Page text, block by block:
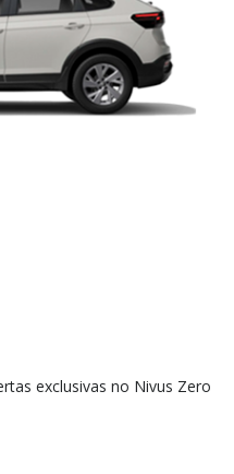
exclusivas no Nivus Zero